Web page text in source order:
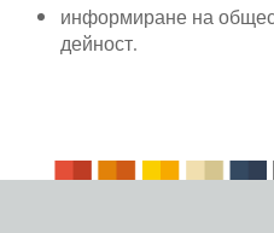
информиране на
дейност.